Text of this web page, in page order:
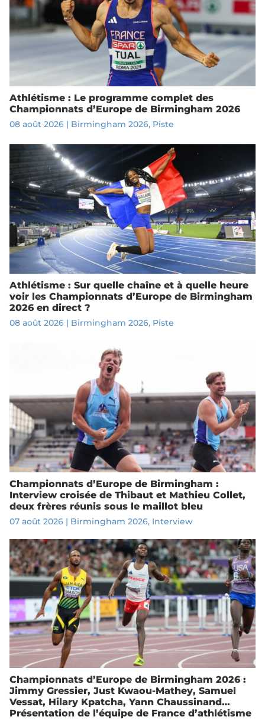
Athlétisme : Le programme complet des
Championnats d’Europe de Birmingham 2026
08 août 2026| Birmingham 2026, Piste
Athlétisme : Sur quelle chaîne et à quelle heure
voir les Championnats d’Europe de Birmingham
2026 en direct ?
08 août 2026| Birmingham 2026, Piste
Championnats d’Europe de Birmingham :
Interview croisée de Thibaut et Mathieu Collet,
deux frères réunis sous le maillot bleu
07 août 2026| Birmingham 2026, Interview
Championnats d’Europe de Birmingham 2026 :
Jimmy Gressier, Just Kwaou-Mathey, Samuel
Vessat, Hilary Kpatcha, Yann Chaussinand…
Présentation de l’équipe de France d’athlétisme